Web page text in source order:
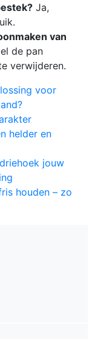
Ja,
van
de pan
verwijderen.
voor
helder en
jouw
houden – zo